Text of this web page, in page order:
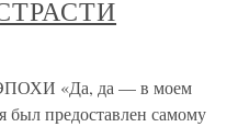
СТРАСТИ
«Да, да — в моем
был предоставлен самому